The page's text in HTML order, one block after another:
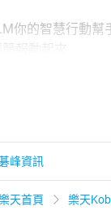
你的智慧行動幫
全方位AI智慧助手
工具，涵蓋筆記
效率、職場工作
峰資訊
天首頁 樂天